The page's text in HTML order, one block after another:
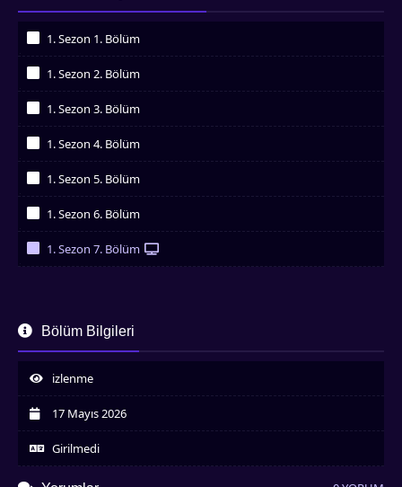
1. Sezon 1. Bölüm
1. Sezon 2. Bölüm
1. Sezon 3. Bölüm
1. Sezon 4. Bölüm
1. Sezon 5. Bölüm
1. Sezon 6. Bölüm
1. Sezon 7. Bölüm
Bölüm Bilgileri
izlenme
17 Mayıs 2026
Girilmedi